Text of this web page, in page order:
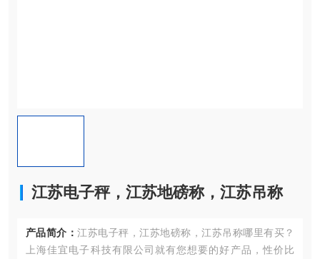
江苏电子秤，江苏地磅称，江苏吊称
产品简介： 江苏电子秤，江苏地磅称，江苏吊称哪里有买？
上海佳宜电子科技有限公司就有您想要的好产品，性价比